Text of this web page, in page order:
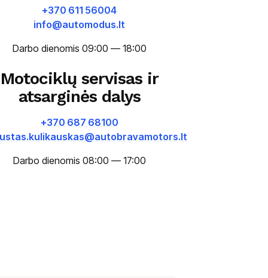
+370 611 56004
info@automodus.lt
Darbo dienomis 09:00 — 18:00
Motociklų servisas ir
atsarginės dalys
+370 687 68100
Darbo dienomis 08:00 — 17:00